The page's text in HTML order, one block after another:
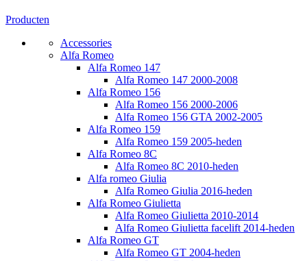
Producten
Accessories
Alfa Romeo
Alfa Romeo 147
Alfa Romeo 147 2000-2008
Alfa Romeo 156
Alfa Romeo 156 2000-2006
Alfa Romeo 156 GTA 2002-2005
Alfa Romeo 159
Alfa Romeo 159 2005-heden
Alfa Romeo 8C
Alfa Romeo 8C 2010-heden
Alfa romeo Giulia
Alfa Romeo Giulia 2016-heden
Alfa Romeo Giulietta
Alfa Romeo Giulietta 2010-2014
Alfa Romeo Giulietta facelift 2014-heden
Alfa Romeo GT
Alfa Romeo GT 2004-heden